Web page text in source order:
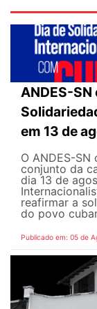
ANDES-
em 13 de
O ANDES-
conjunto da
dia 13 de
reafirmar a
do povo
Publicado em: 05 de